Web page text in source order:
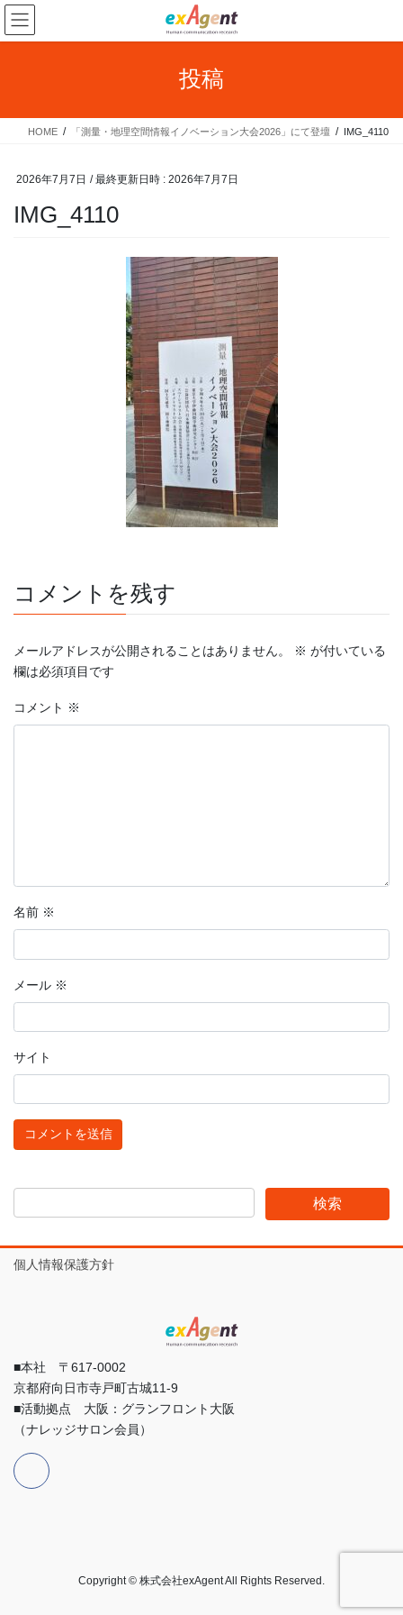
コ
ン
テ
ス
ナ
ビ
ゲ
ン
投稿
HOME 「測量・地理空間情報イノベーション大会2026」にて登壇 IMG_4110
2026年7月7日 / 最終更新日時 : 2026年7月7日
IMG_4110
コメントを残す
メールアドレスが公開されることはありません。 ※ が付いている
欄は必須項目です
コメント ※
名前 ※
メール ※
サイト
個人情報保護方針
■本社 〒617-0002
京都府向日市寺戸町古城11-9
■活動拠点 大阪：グランフロント大阪
（ナレッジサロン会員）
Copyright © 株式会社exAgent All Rights Reserved.